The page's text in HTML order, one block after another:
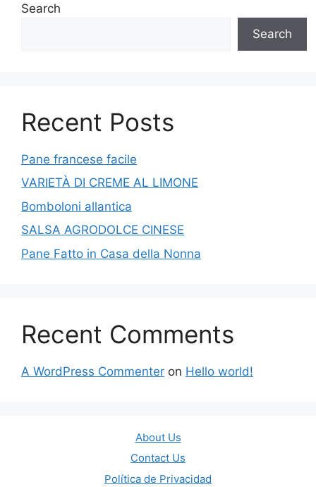
Search
Search
Recent Posts
Pane francese facile
VARIETÀ DI CREME AL LIMONE
Bomboloni allantica
SALSA AGRODOLCE CINESE
Pane Fatto in Casa della Nonna
Recent Comments
A WordPress Commenter on Hello world!
About Us
Contact Us
Política de Privacidad